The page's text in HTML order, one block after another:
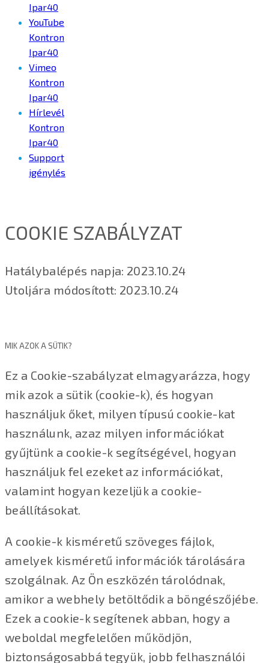
Ipar40
YouTube
Kontron
Ipar40
Vimeo
Kontron
Ipar40
Hírlevél
Kontron
Ipar40
Support
igénylés
COOKIE SZABÁLYZAT
Hatálybalépés napja: 2023.10.24
Utoljára módosított: 2023.10.24
MIK AZOK A SÜTIK?
Ez a Cookie-szabályzat elmagyarázza, hogy
mik azok a sütik (cookie-k), és hogyan
használjuk őket, milyen típusú cookie-kat
használunk, azaz milyen információkat
gyűjtünk a cookie-k segítségével, hogyan
használjuk fel ezeket az információkat,
valamint hogyan kezeljük a cookie-
beállításokat.
A cookie-k kisméretű szöveges fájlok,
amelyek kisméretű információk tárolására
szolgálnak. Az Ön eszközén tárolódnak,
amikor a webhely betöltődik a böngészőjébe.
Ezek a cookie-k segítenek abban, hogy a
weboldal megfelelően működjön,
biztonságosabbá tegyük, jobb felhasználói